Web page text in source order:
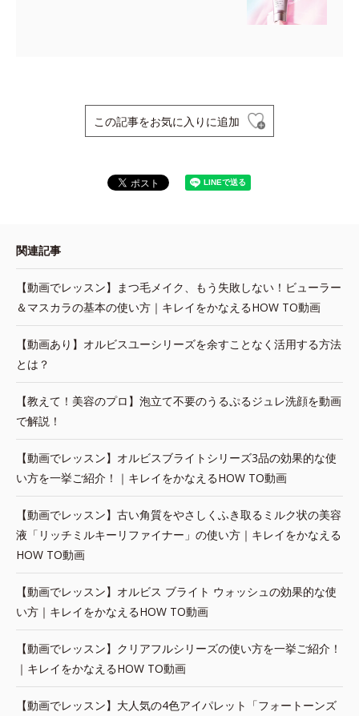
この記事をお気に入りに追加
関連記事
【動画でレッスン】まつ毛メイク、もう失敗しない！ビューラー
＆マスカラの基本の使い方｜キレイをかなえるHOW TO動画
【動画あり】オルビスユーシリーズを余すことなく活用する方法
とは？
【教えて！美容のプロ】泡立て不要のうるぷるジュレ洗顔を動画
で解説！
【動画でレッスン】オルビスブライトシリーズ3品の効果的な使
い方を一挙ご紹介！｜キレイをかなえるHOW TO動画
【動画でレッスン】古い角質をやさしくふき取るミルク状の美容
液「リッチミルキーリファイナー」の使い方｜キレイをかなえる
HOW TO動画
【動画でレッスン】オルビス ブライト ウォッシュの効果的な使
い方｜キレイをかなえるHOW TO動画
【動画でレッスン】クリアフルシリーズの使い方を一挙ご紹介！
｜キレイをかなえるHOW TO動画
【動画でレッスン】大人気の4色アイパレット「フォートーンズ